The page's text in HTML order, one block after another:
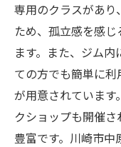
専用のクラスがあ
ため、孤立感を感
ます。また、ジム
ての方でも簡単に
が用意されています
クショップも開催
豊富です。川崎市